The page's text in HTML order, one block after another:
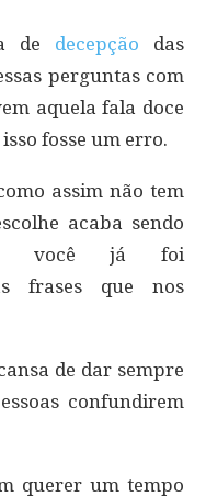
de decepção das
perguntas com
aquela fala doce
fosse um erro.
assim não tem
acaba sendo
você já foi
frases que nos
de dar sempre
confundirem
querer um tempo